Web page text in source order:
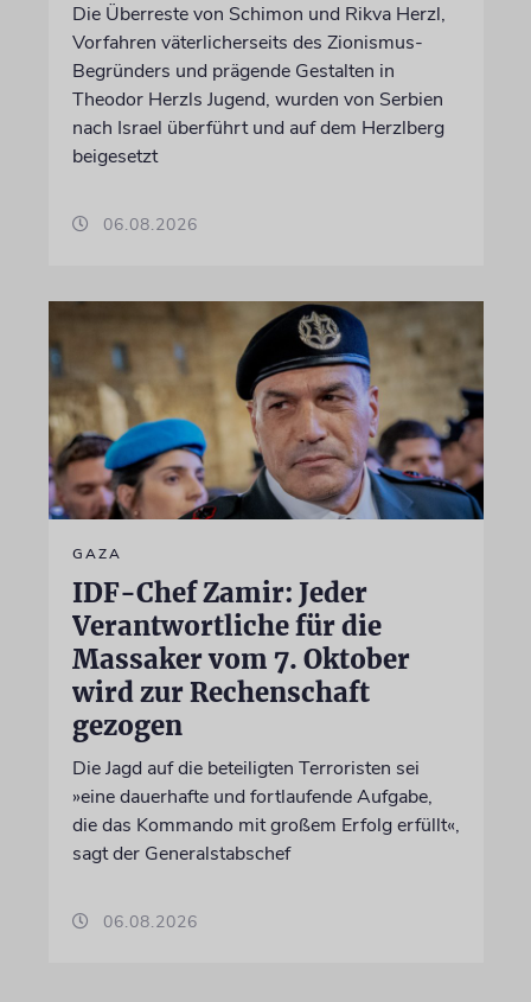
Die Überreste von Schimon und Rikva Herzl,
Vorfahren väterlicherseits des Zionismus-
Begründers und prägende Gestalten in
Theodor Herzls Jugend, wurden von Serbien
nach Israel überführt und auf dem Herzlberg
beigesetzt
06.08.2026
GAZA
IDF-Chef Zamir: Jeder
Verantwortliche für die
Massaker vom 7. Oktober
wird zur Rechenschaft
gezogen
Die Jagd auf die beteiligten Terroristen sei
»eine dauerhafte und fortlaufende Aufgabe,
die das Kommando mit großem Erfolg erfüllt«,
sagt der Generalstabschef
06.08.2026